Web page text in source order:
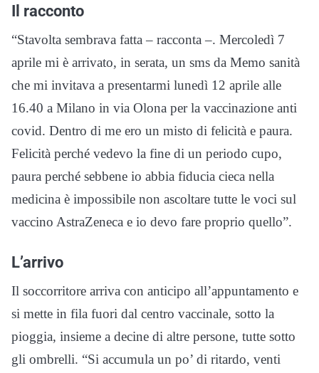
Il racconto
“Stavolta sembrava fatta – racconta –. Mercoledì 7
aprile mi è arrivato, in serata, un sms da Memo sanità
che mi invitava a presentarmi lunedì 12 aprile alle
16.40 a Milano in via Olona per la vaccinazione anti
covid. Dentro di me ero un misto di felicità e paura.
Felicità perché vedevo la fine di un periodo cupo,
paura perché sebbene io abbia fiducia cieca nella
medicina è impossibile non ascoltare tutte le voci sul
vaccino AstraZeneca e io devo fare proprio quello”.
L’arrivo
Il soccorritore arriva con anticipo all’appuntamento e
si mette in fila fuori dal centro vaccinale, sotto la
pioggia, insieme a decine di altre persone, tutte sotto
gli ombrelli. “Si accumula un po’ di ritardo, venti